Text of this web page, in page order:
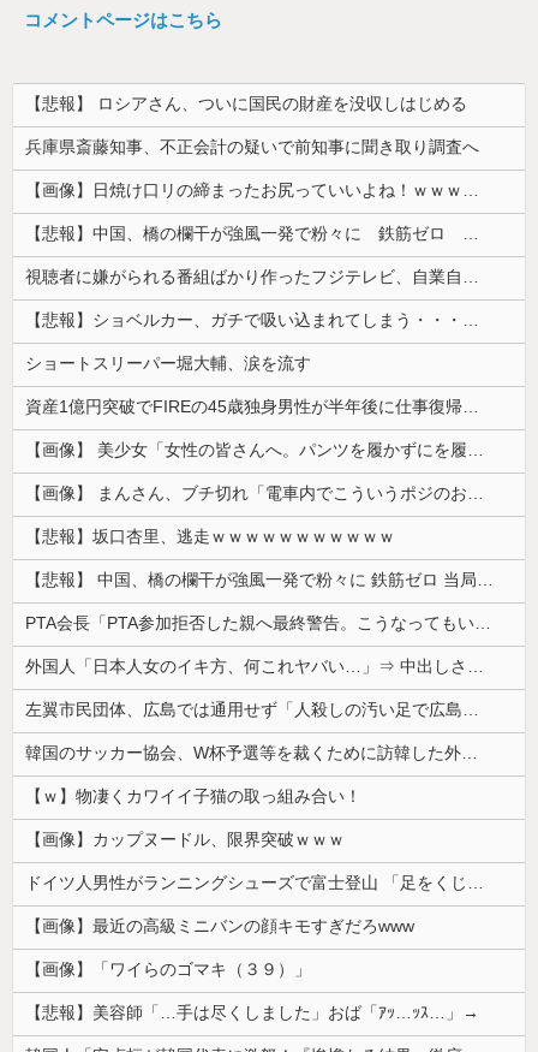
コメントページはこちら
【悲報】 ロシアさん、ついに国民の財産を没収しはじめる
兵庫県斎藤知事、不正会計の疑いで前知事に聞き取り調査へ
【画像】日焼け口リの締まったお尻っていいよね！ｗｗｗｗｗ
【悲報】中国、橋の欄干が強風一発で粉々に 鉄筋ゼロ 当局「接着剤でくっつけただけ」「正常で、品質問題はない」
視聴者に嫌がられる番組ばかり作ったフジテレビ、自業自得すぎる立場に陥ってしまい……
【悲報】ショベルカー、ガチで吸い込まれてしまう・・・・・
ショートスリーパー堀大輔、涙を流す
資産1億円突破でFIREの45歳独身男性が半年後に仕事復帰を決意した「1通の通知」
【画像】 美少女「女性の皆さんへ。パンツを履かずにを履いてみてください」
【画像】 まんさん、ブチ切れ「電車内でこういうポジのおじ、ガチでイラネ」→
【悲報】坂口杏里、逃走ｗｗｗｗｗｗｗｗｗｗｗ
【悲報】 中国、橋の欄干が強風一発で粉々に 鉄筋ゼロ 当局「接着剤でくっつけただけ」「正常で、品質問題はない」
PTA会長「PTA参加拒否した親へ最終警告。こうなってもいい？」
外国人「日本人女のイキ方、何これヤバい…」⇒ 中出しされ痙攣する姿が海外で話題に
左翼市民団体、広島では通用せず「人殺しの汚い足で広島の土を踏むな！」→広島県民「お前らの方が汚いんじゃ！」「ワシらが広島県民じゃ」
韓国のサッカー協会、W杯予選等を裁くために訪韓した外国人審判を「性接待」していた……大して強くもないチームが潤沢な予算を持ってりゃそうなるわな
【ｗ】物凄くカワイイ子猫の取っ組み合い！
【画像】カップヌードル、限界突破ｗｗｗ
ドイツ人男性がランニングシューズで富士登山 「足をくじいて動けない」
【画像】最近の高級ミニバンの顔キモすぎだろwww
【画像】「ワイらのゴマキ（３９）」
【悲報】美容師「…手は尽くしました」おば「ｱｯ…ｯｽ…」→